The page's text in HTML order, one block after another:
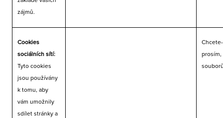
zájmů.
Cookies
sociálních sítí:
Tyto cookies
jsou používány
k tomu, aby
vám umožnily
sdílet stránky a
prosím,